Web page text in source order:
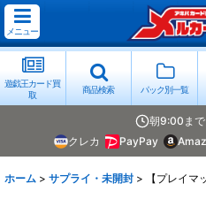
メニュー
遊戯王カード買
取
商品検索 パック別一覧
朝9:00まで
クレカ
PayPay
ホーム > サプライ・未開封 > 【プレイ